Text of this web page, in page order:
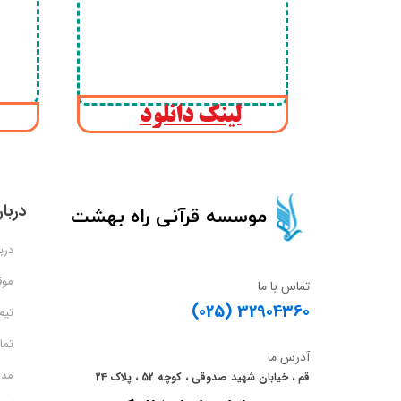
لینک دانلود
​​​​موسسه قرآنی راه بهشت​​​​​​​
تماس با ما
(025) 32904360
آدرس ما
قم ، خیابان شهید صدوقی ، کوچه 52 ، پلاک 24